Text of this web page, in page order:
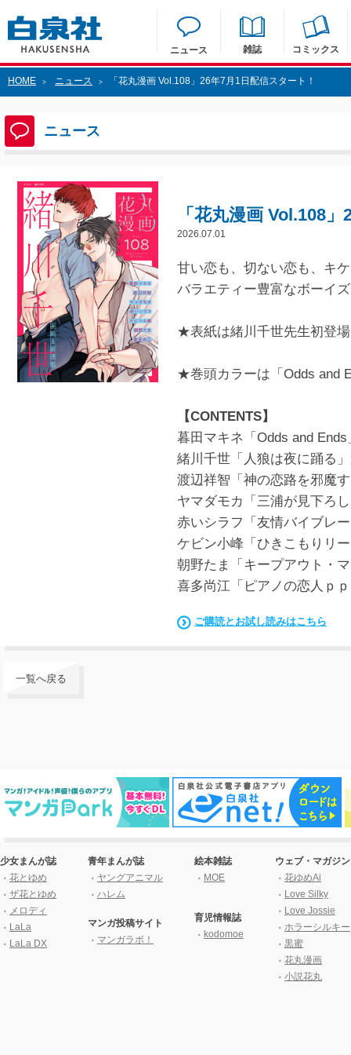
ニュース 雑誌 コミックス
HOME > ニュース > 「花丸漫画 Vol.108」26年7月1日配信スタート！
ニュース
「花丸漫画 Vol.108
2026.07.01
甘い恋も、切ない恋も、キ
バラエティー豊富なボーイ
★表紙は緒川千世先生初登
★巻頭カラーは「Odds and
【CONTENTS】
暮田マキネ「Odds and Ends
緒川千世「人狼は夜に踊る
渡辺祥智「神の恋路を邪魔
ヤマダモカ「三浦が見下ろ
赤いシラフ「友情バイブレ
ケビン小峰「ひきこもりリ
朝野たま「キープアウト・
喜多尚江「ピアノの恋人ｐ
ご購読とお試し読みはこちら
一覧へ戻る
少女まんが誌
花とゆめ
ザ花とゆめ
メロディ
LaLa
LaLa DX
青年まんが誌
ヤングアニマル
ハレム
マンガ投稿サイト
マンガラボ！
絵本雑誌
MOE
育児情報誌
kodomoe
ウェブ・マガジン
花ゆめAi
Love Silky
Love Jossie
ホラーシルキー
黒蜜
花丸漫画
小説花丸